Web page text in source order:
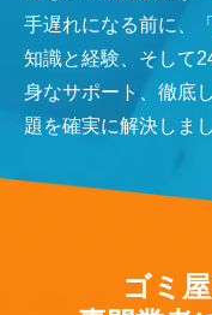
手遅れになる前に、
知識と経験、そして
身なサポート、徹底
題を確実に解決しま
ゴミ